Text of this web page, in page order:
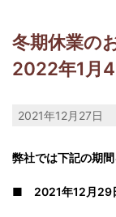
冬期休業の
2022年1月
2021年12月27日
弊社では下記の期
■ 2021年12月29